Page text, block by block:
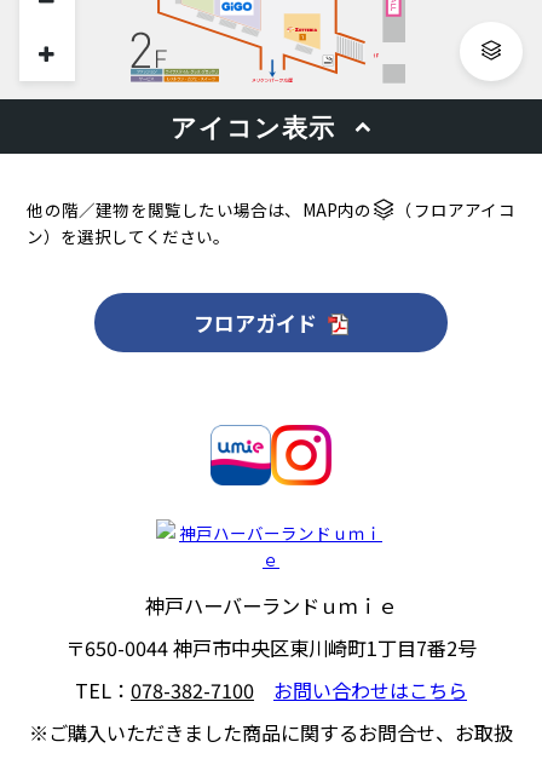
他の階／建物を閲覧したい場合は、MAP内の
（フロアアイコ
ン）を選択してください。
フロアガイド
神戸ハーバーランドｕｍｉｅ
〒650-0044神戸市中央区東川崎町1丁目7番2号
TEL： 078-382-7100
お問い合わせはこちら
※ご購入いただきました商品に関するお問合せ、 お取扱